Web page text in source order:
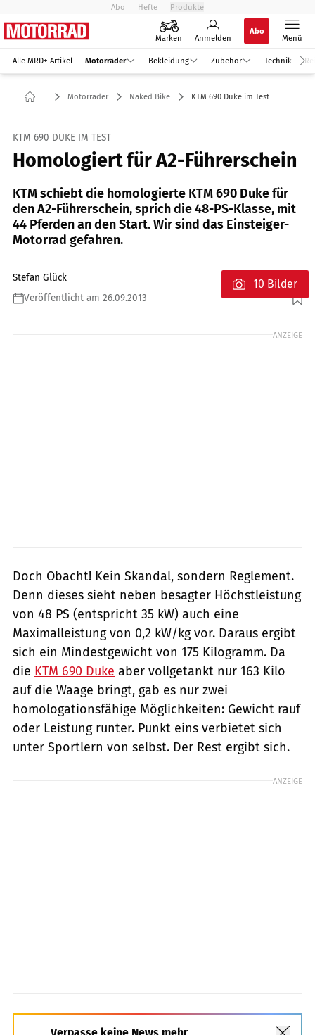
Abo Hefte Produkte
Marken Anmelden
Abo
Menü
Alle MRD+ Artikel Motorräder Bekleidung Zubehör Technik
Motorräder Naked Bike KTM 690 Duke im Test
KTM 690 DUKE IM TEST
Homologiert für A2-Führerschein
KTM schiebt die homologierte KTM 690 Duke für
den A2-Führerschein, sprich die 48-PS-Klasse, mit
44 Pferden an den ­Start. Wir sind das Einsteiger-
Motorrad gefahren.
Stefan Glück
Veröffentlicht am 26.09.2013
Foto: Bilski
10 Bilder
ANZEIGE
Doch Obacht! Kein Skandal, sondern Reglement.
Denn dieses sieht neben besagter Höchstleistung
von 48 PS (entspricht 35 kW) auch eine
Maximalleistung von 0,2 kW/kg vor. Daraus ergibt
sich ein Mindestgewicht von 175 Kilogramm. Da
die KTM 690 Duke aber vollgetankt nur 163 Kilo
auf die Waage bringt, gab es nur zwei
homologationsfähige Möglichkeiten: Gewicht rauf
oder Leistung runter. Punkt eins verbietet sich
unter Sportlern von selbst. Der Rest ergibt sich.
ANZEIGE